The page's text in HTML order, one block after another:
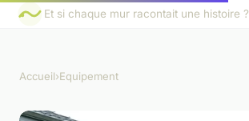
Et si chaque mur racontait une histoire ?
Accueil›Equipement